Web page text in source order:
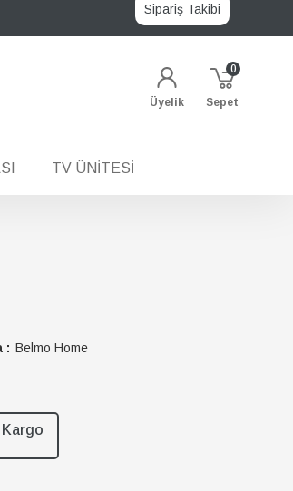
Sipariş Takibi
Üyelik Sepet
0
TV ÜNITESI
: Belmo Home